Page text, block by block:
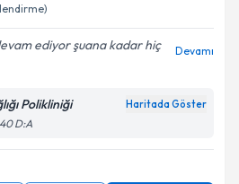
ediyor şuana kadar hiç
Devamı
Polikliniği Haritada Göster
D:A